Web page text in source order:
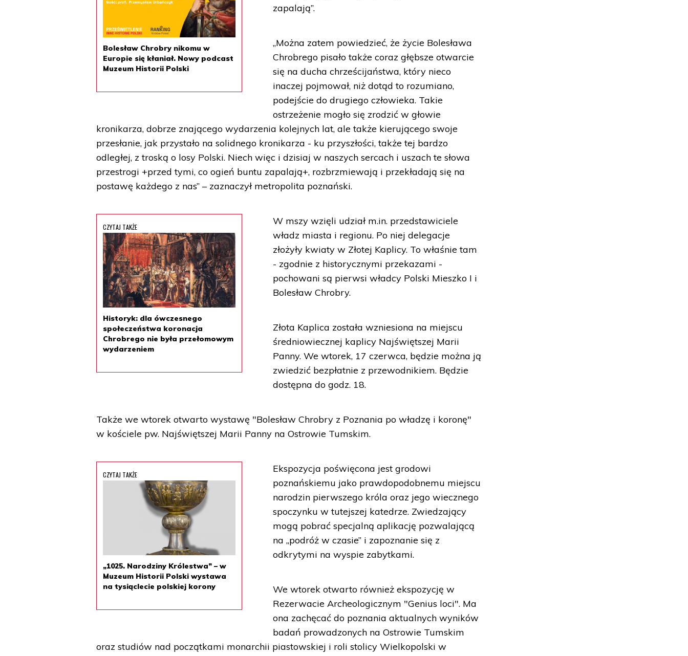
Bolesław Chrobry nikomu w
Europie się kłaniał. Nowy podcast
Muzeum Historii Polski
zapalają”.
„Można zatem powiedzieć, że życie Bolesława
Chrobrego pisało także coraz głębsze otwarcie
się na ducha chrześcijaństwa, który nieco
inaczej pojmował, niż dotąd to rozumiano,
podejście do drugiego człowieka. Takie
ostrzeżenie mogło się zrodzić w głowie
kronikarza, dobrze znającego wydarzenia kolejnych lat, ale także kierującego swoje
przesłanie, jak przystało na solidnego kronikarza - ku przyszłości, także tej bardzo
odległej, z troską o losy Polski. Niech więc i dzisiaj w naszych sercach i uszach te słowa
przestrogi +przed tymi, co ogień buntu zapalają+, rozbrzmiewają i przekładają się na
postawę każdego z nas” – zaznaczył metropolita poznański.
CZYTAJ TAKŻE
Historyk: dla ówczesnego
społeczeństwa koronacja
Chrobrego nie była przełomowym
wydarzeniem
W mszy wzięli udział m.in. przedstawiciele
władz miasta i regionu. Po niej delegacje
złożyły kwiaty w Złotej Kaplicy. To właśnie tam
- zgodnie z historycznymi przekazami -
pochowani są pierwsi władcy Polski Mieszko I i
Bolesław Chrobry.
Złota Kaplica została wzniesiona na miejscu
średniowiecznej kaplicy Najświętszej Marii
Panny. We wtorek, 17 czerwca, będzie można ją
zwiedzić bezpłatnie z przewodnikiem. Będzie
dostępna do godz. 18.
Także we wtorek otwarto wystawę "Bolesław Chrobry z Poznania po władzę i koronę"
w kościele pw. Najświętszej Marii Panny na Ostrowie Tumskim.
CZYTAJ TAKŻE
„1025. Narodziny Królestwa” – w
Muzeum Historii Polski wystawa
na tysiąclecie polskiej korony
Ekspozycja poświęcona jest grodowi
poznańskiemu jako prawdopodobnemu miejscu
narodzin pierwszego króla oraz jego wiecznego
spoczynku w tutejszej katedrze. Zwiedzający
mogą pobrać specjalną aplikację pozwalającą
na „podróż w czasie” i zapoznanie się z
odkrytymi na wyspie zabytkami.
We wtorek otwarto również ekspozycję w
Rezerwacie Archeologicznym "Genius loci". Ma
ona zachęcać do poznania aktualnych wyników
badań prowadzonych na Ostrowie Tumskim
oraz studiów nad początkami monarchii piastowskiej i roli stolicy Wielkopolski w